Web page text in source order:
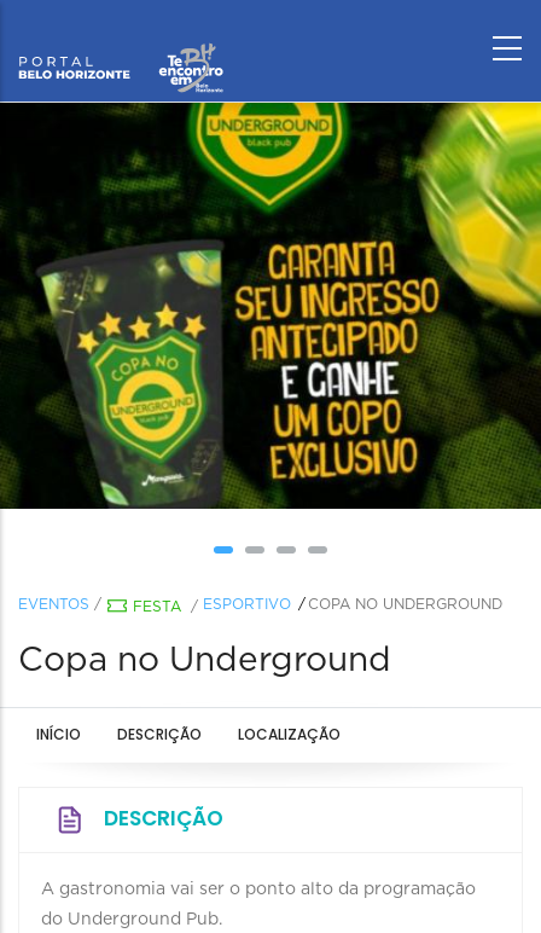
EVENTOS / FESTA / ESPORTIVO COPA NO UNDERGROUND
Copa no Underground
INÍCIO DESCRIÇÃO LOCALIZAÇÃO
DESCRIÇÃO
A gastronomia vai ser o ponto alto da programação
do Underground Pub.